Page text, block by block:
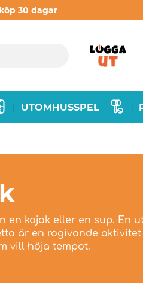
30 dagar
UTOMHUSSPEL
en kajak eller en sup. En
är en rogivande
vill höja tempot.